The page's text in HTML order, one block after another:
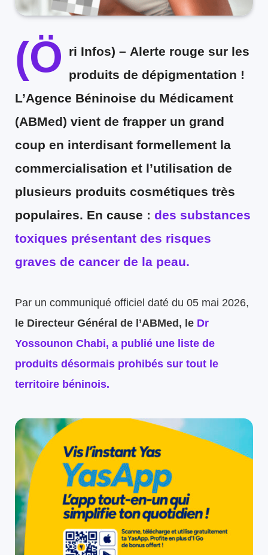
(Ö ri Infos) – Alerte rouge sur les
produits de dépigmentation !
L’Agence Béninoise du Médicament
(ABMed) vient de frapper un grand
coup en interdisant formellement la
commercialisation et l’utilisation de
plusieurs produits cosmétiques très
populaires. En cause : des substances
toxiques présentant des risques
graves de cancer de la peau.
Par un communiqué officiel daté du 05 mai 2026,
le Directeur Général de l’ABMed, le Dr
Yossounon Chabi, a publié une liste de
produits désormais prohibés sur tout le
territoire béninois.